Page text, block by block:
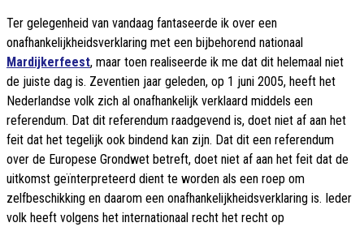
Ter gelegenheid van vandaag fantaseerde ik over een
onafhankelijkheidsverklaring met een bijbehorend nationaal
Mardijkerfeest, maar toen realiseerde ik me dat dit helemaal niet
de juiste dag is. Zeventien jaar geleden, op 1 juni 2005, heeft het
Nederlandse volk zich al onafhankelijk verklaard middels een
referendum. Dat dit referendum raadgevend is, doet niet af aan het
feit dat het tegelijk ook bindend kan zijn. Dat dit een referendum
over de Europese Grondwet betreft, doet niet af aan het feit dat de
uitkomst geïnterpreteerd dient te worden als een roep om
zelfbeschikking en daarom een onafhankelijkheidsverklaring is. Ieder
volk heeft volgens het internationaal recht het recht op